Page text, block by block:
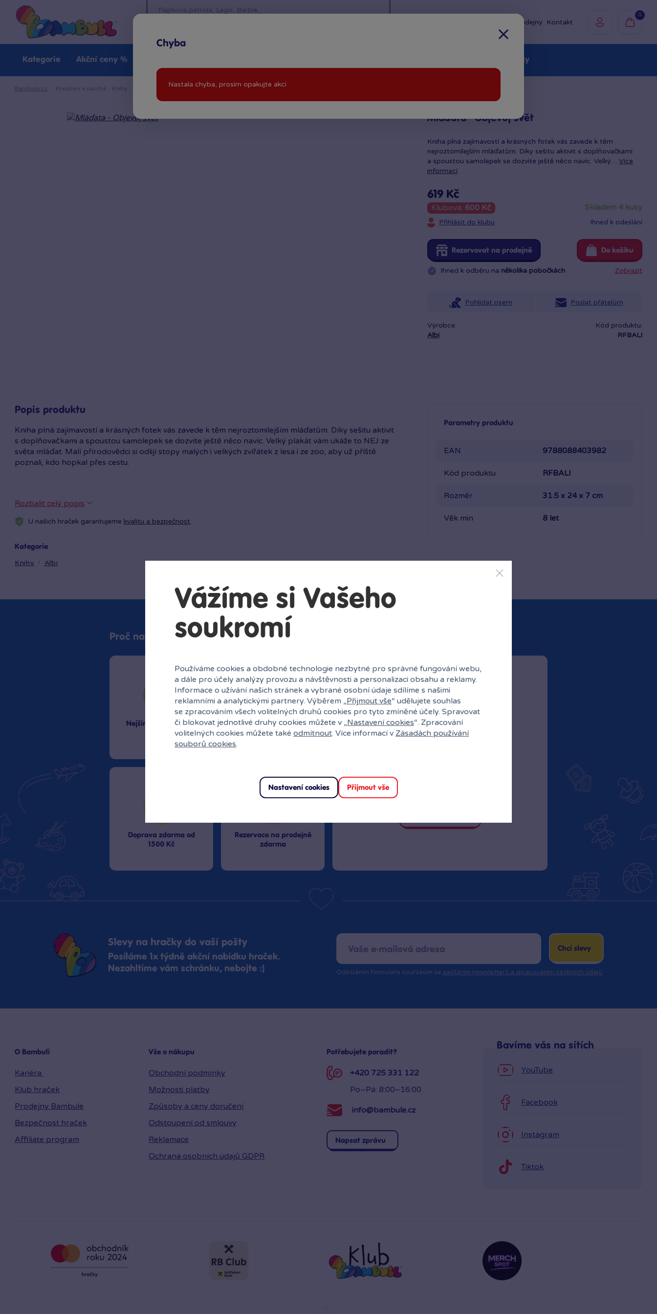
Prodejny Kontakt
0
Kategorie Akční ceny % Značky
Bambule.cz · Kreativní a naučné · Knihy Mláďata - Objevuj svět
Mláďata - Objevuj svět
Kniha plná zajímavostí a krásných fotek vás zavede k těm
nejroztomilejším mláďatům. Díky sešitu aktivit s doplňovačkami
a spoustou samolepek se dozvíte ještě něco navíc. Velký… Více
informací
619 Kč
Klubová: 600 Kč
Přihlásit do klubu
skladem 4 kusy
Ihned k odeslání
Rezervovat na prodejně Do košíku
Ihned k odběru na několika pobočkách Zobrazit
Pohlídat psem Poslat přátelům
Výrobce:
Albi
Kód produktu:
RFBALI
Popis produktu
Kniha plná zajímavostí a krásných fotek vás zavede k těm nejroztomilejším mláďatům. Díky sešitu aktivit
s doplňovačkami a spoustou samolepek se dozvíte ještě něco navíc. Velký plakát vám ukáže to NEJ ze
světa mláďat. Malí přírodovědci si odlijí stopy malých i velkých zvířátek z lesa i ze zoo, aby už příště
poznali, kdo hopkal přes cestu.
Rozbalit celý popis
U našich hraček garantujeme kvalitu a bezpečnost.
Kategorie
Knihy Albi
Parametry produktu
EAN 9788088403982
Kód produktu RFBALI
Rozměr 31.5 x 24 x 7 cm
Věk min 8 let
Proč nakupovat v Bambuli?
Nejširší sortiment na
27 kamenných prodejen
Doprava zdarma od
1500 Kč
Rezervace na prodejně
zdarma
Slevy na hračky do vaší pošty
Posíláme 1x týdně akční nabídku hraček.
Nezahltíme vám schránku, nebojte :)
Chci slevy
Odesláním formuláře souhlasím se zasíláním newsletterů a zpracováním osobních údajů.
O Bambuli
Kariéra
Klub hraček
Prodejny Bambule
Bezpečnost hraček
Affiliate program
Vše o nákupu
Obchodní podmínky
Možnosti platby
Způsoby a ceny doručení
Odstoupení od smlouvy
Reklamace
Ochrana osobních údajů GDPR
Potřebujete poradit?
+420 725 331 122
Po–Pá: 8:00–16:00
info@bambule.cz
Napsat zprávu
Bavíme vás na sítích
YouTube
Facebook
Instagram
Tiktok
Chyba
Nastala chyba, prosím opakujte akci
Vážíme si Vašeho
soukromí
Používáme cookies a obdobné technologie nezbytné pro správné fungování webu,
a dále pro účely analýzy provozu a návštěvnosti a personalizaci obsahu a reklamy.
Informace o užívání našich stránek a vybrané osobní údaje sdílíme s našimi
reklamními a analytickými partnery. Výběrem „Přijmout vše“ udělujete souhlas
se zpracováním všech volitelných druhů cookies pro tyto zmíněné účely. Spravovat
či blokovat jednotlivé druhy cookies můžete v „Nastavení cookies“. Zpracování
volitelných cookies můžete také odmítnout. Více informací v Zásadách používání
souborů cookies.
Nastavení cookies Přijmout vše